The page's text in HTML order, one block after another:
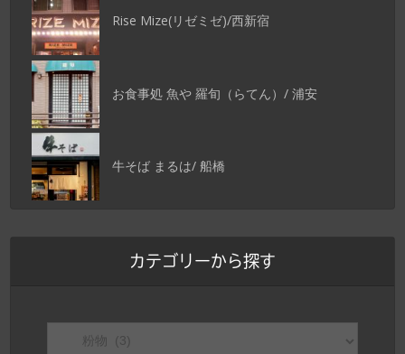
Rise Mize(リゼミゼ)/西新宿
お食事処 魚や 羅旬（らてん）/ 浦安
牛そば まるは/ 船橋
カテゴリーから探す